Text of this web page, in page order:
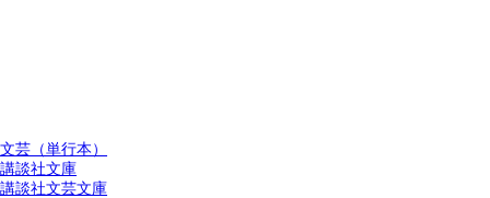
文芸（単行本）
講談社文庫
講談社文芸文庫